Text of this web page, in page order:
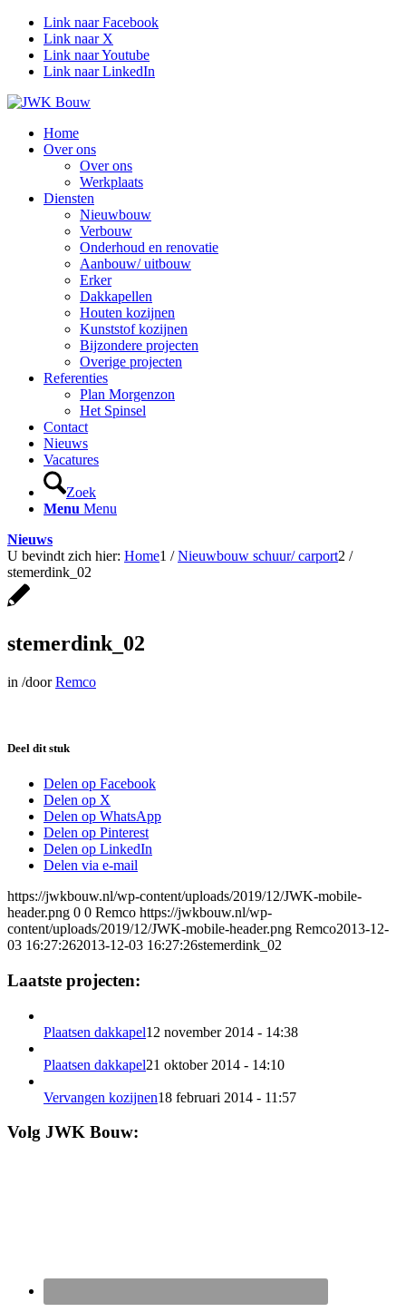
Link naar Facebook
Link naar X
Link naar Youtube
Link naar LinkedIn
Home
Over ons
Over ons
Werkplaats
Diensten
Nieuwbouw
Verbouw
Onderhoud en renovatie
Aanbouw/ uitbouw
Erker
Dakkapellen
Houten kozijnen
Kunststof kozijnen
Bijzondere projecten
Overige projecten
Referenties
Plan Morgenzon
Het Spinsel
Contact
Nieuws
Vacatures
Zoek
Menu Menu
Nieuws
U bevindt zich hier: Home1 / Nieuwbouw schuur/ carport2 /
stemerdink_02
stemerdink_02
in /doorRemco
Deel dit stuk
Delen op Facebook
Delen op X
Delen op WhatsApp
Delen op Pinterest
Delen op LinkedIn
Delen via e-mail
https://jwkbouw.nl/wp-content/uploads/2019/12/JWK-mobile-
header.png 0 0 Remco https://jwkbouw.nl/wp-
content/uploads/2019/12/JWK-mobile-header.png Remco2013-12-
03 16:27:262013-12-03 16:27:26stemerdink_02
Laatste projecten:
Plaatsen dakkapel12 november 2014 - 14:38
Plaatsen dakkapel21 oktober 2014 - 14:10
Vervangen kozijnen18 februari 2014 - 11:57
Volg JWK Bouw: